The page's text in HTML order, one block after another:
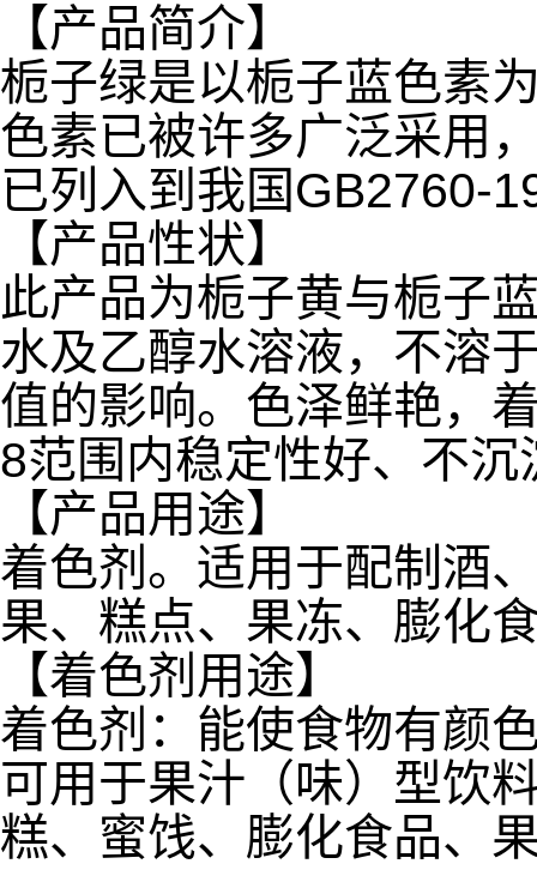
【产品简介】
栀子绿是以栀子蓝色素
色素已被许多广泛采用
已列入到我国GB2760-
【产品性状】
此产品为栀子黄与栀子
水及乙醇水溶液，不溶
值的影响。色泽鲜艳，
8范围内稳定性好、不沉
【产品用途】
着色剂。适用于配制酒
果、糕点、果冻、膨化
【着色剂用途】
着色剂：能使食物有颜
可用于果汁（味）型饮
糕、蜜饯、膨化食品、